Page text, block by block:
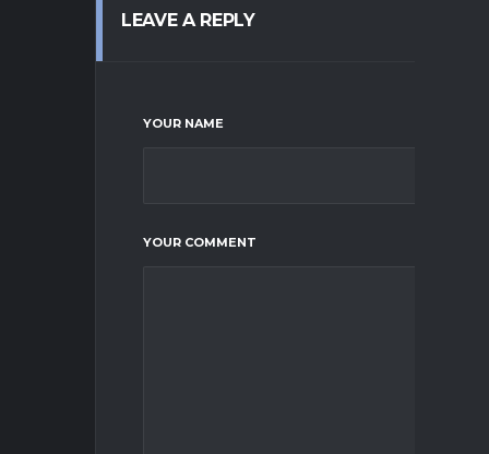
LEAVE A REPLY
YOUR NAME
YOUR COMMENT